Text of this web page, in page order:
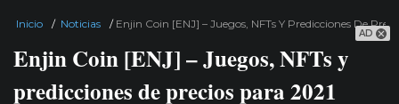
AD
Inicio / Noticias / Enjin Coin [ENJ] – Juegos, NFTs Y Predicciones De
Enjin Coin [ENJ] – Juegos, NFTs y
predicciones de precios para 2021